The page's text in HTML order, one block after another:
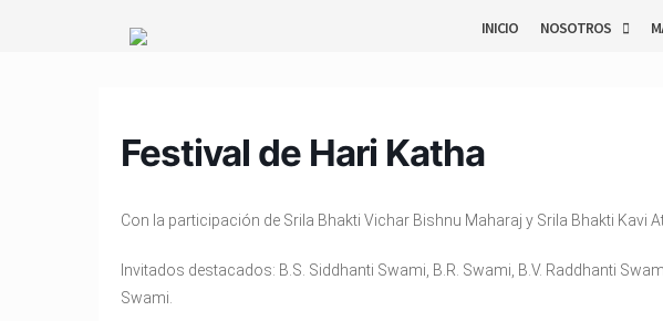
INICIO NOSOTROS
Festival de Hari Katha
Con la participación de Srila Bhakti Vichar Bishnu Maharaj y Srila Bhakti Kavi
Invitados destacados: B.S. Siddhanti Swami, B.R. Swami, B.V. Raddhanti
Swami.